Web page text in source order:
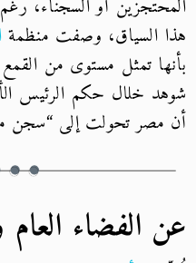
المحتجزين أو السجناء، رغم
هذا السياق، وصفت منظمة
بأنها تمثل مستوى من
شوهد خلال حكم الرئيس
أن مصر تحولت إلى “سجن
عن الفضاء